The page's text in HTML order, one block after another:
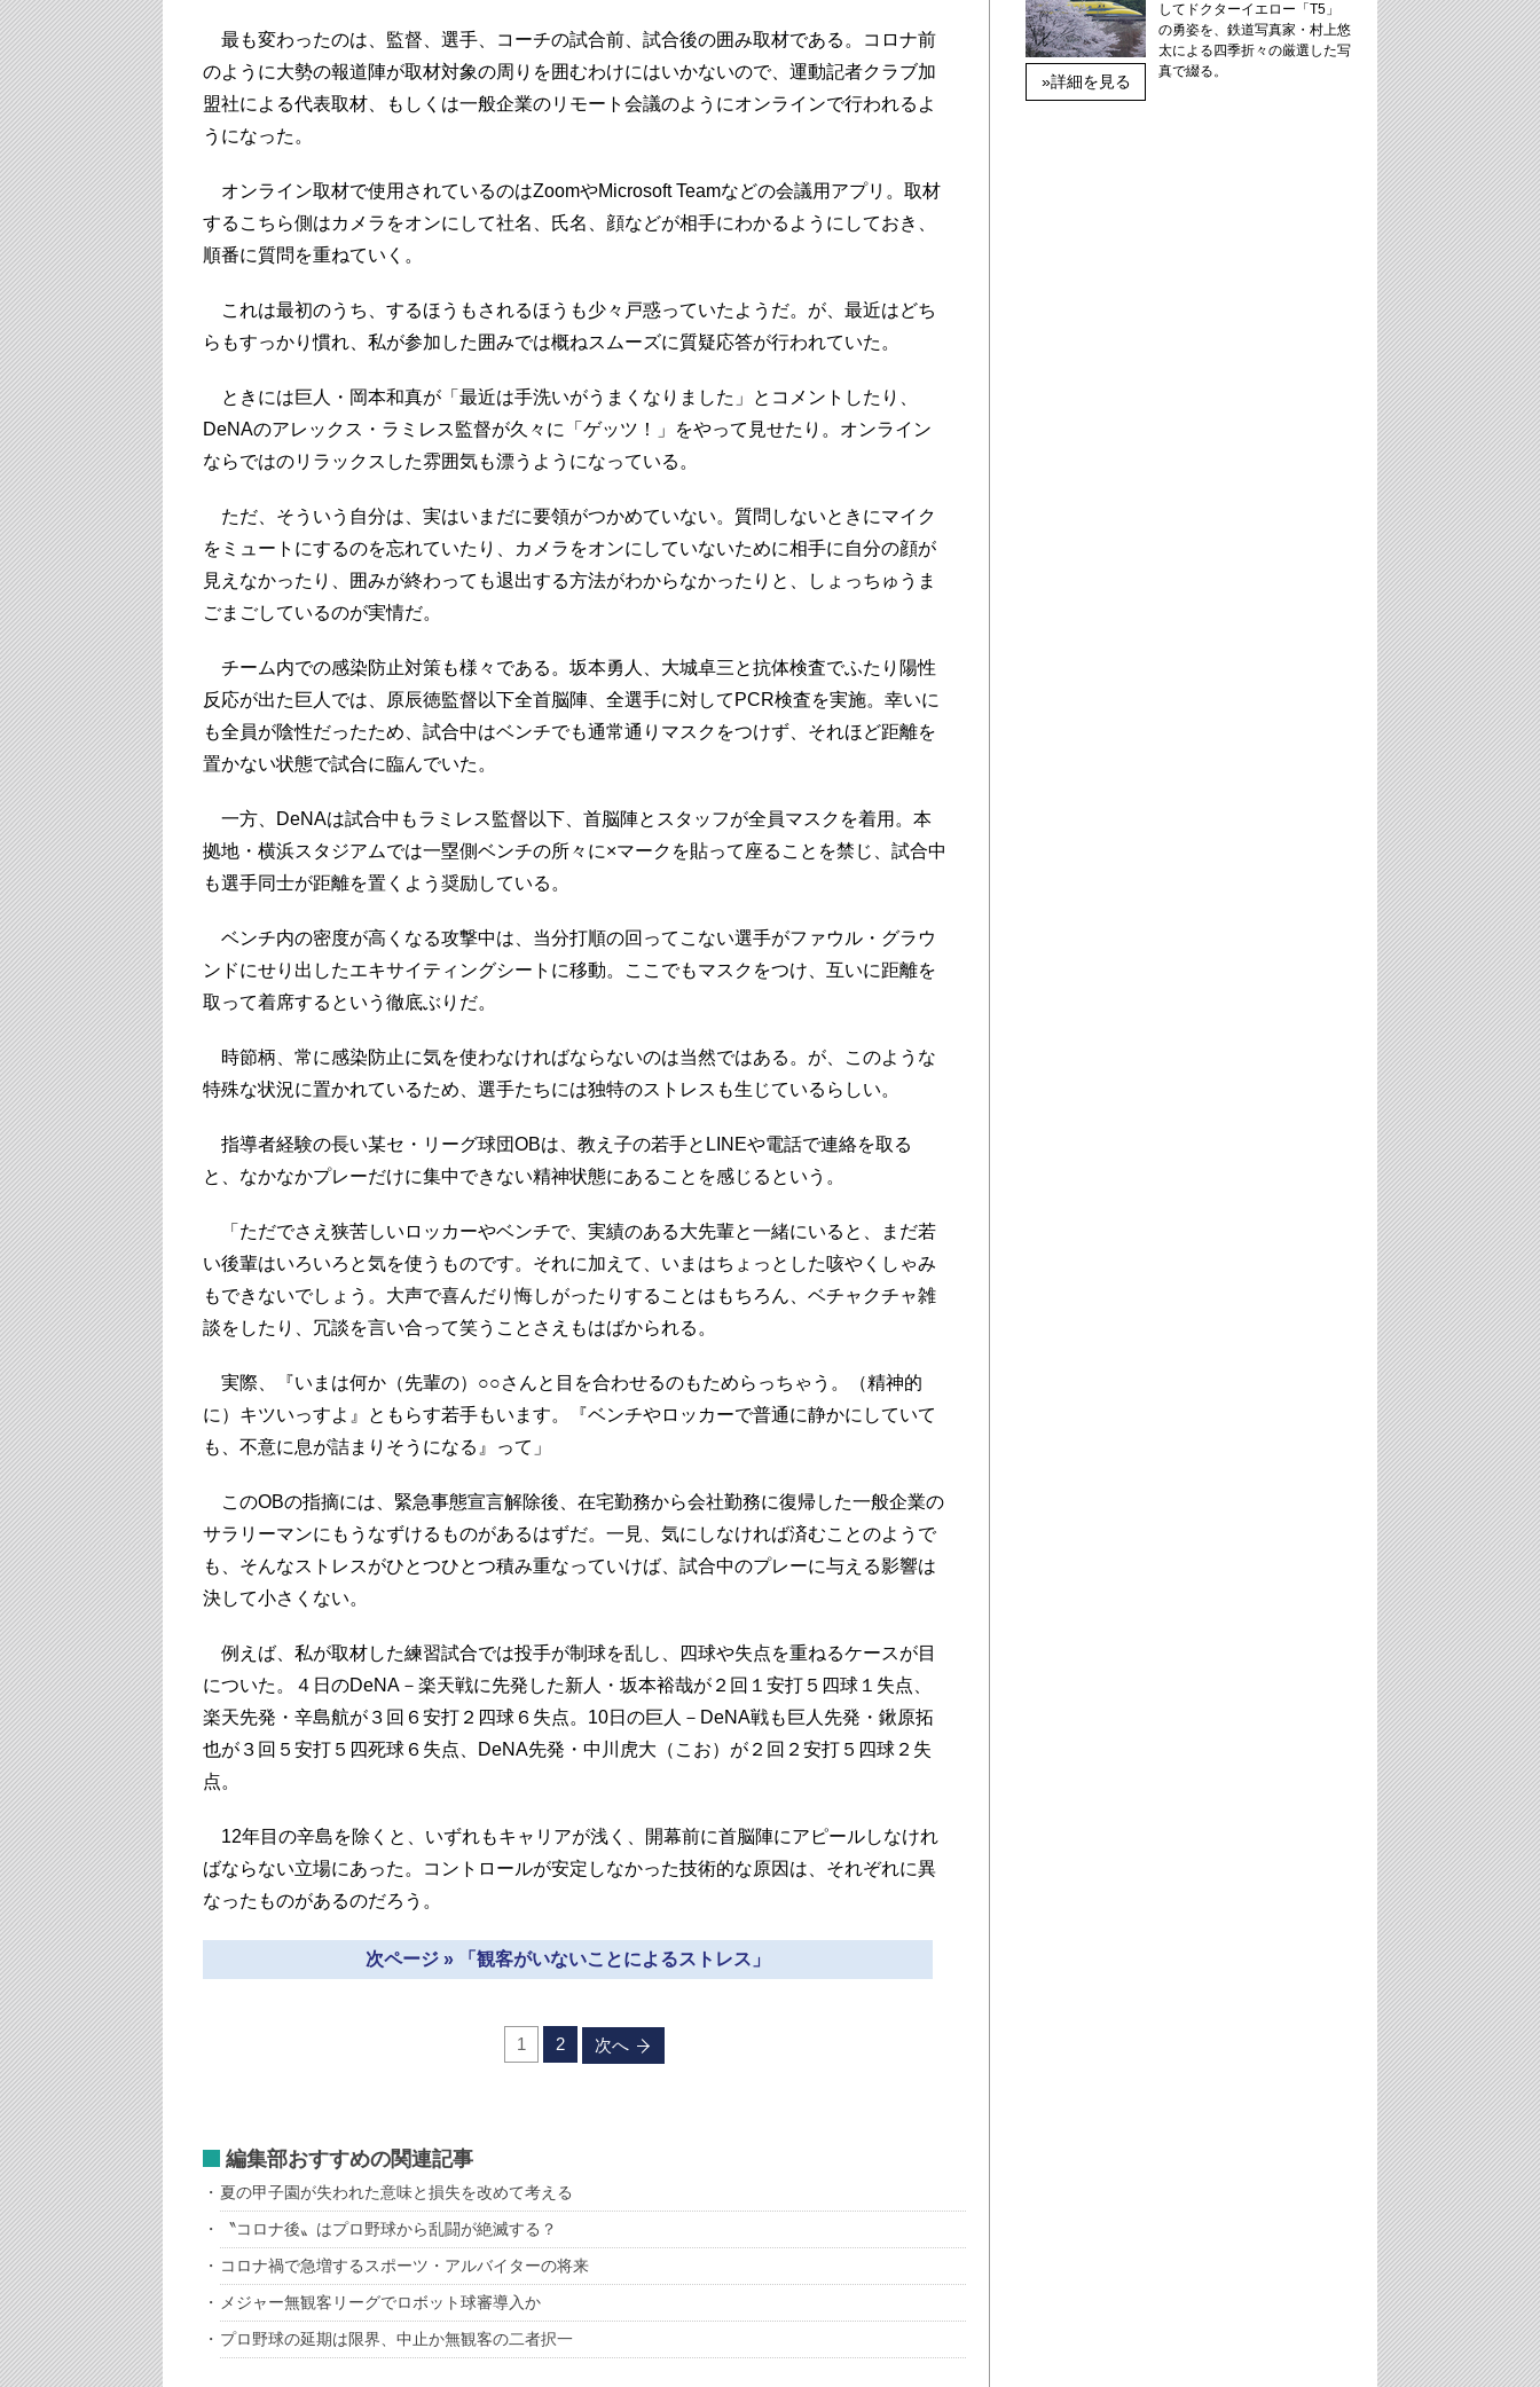
最も変わったのは、監督、選手、コーチの試合前、試合後の囲み取材である。コロナ前
のように大勢の報道陣が取材対象の周りを囲むわけにはいかないので、運動記者クラブ加
盟社による代表取材、もしくは一般企業のリモート会議のようにオンラインで行われるよ
うになった。
オンライン取材で使用されているのはZoomやMicrosoft Teamなどの会議用アプリ。取材
するこちら側はカメラをオンにして社名、氏名、顔などが相手にわかるようにしておき、
順番に質問を重ねていく。
これは最初のうち、するほうもされるほうも少々戸惑っていたようだ。が、最近はどち
らもすっかり慣れ、私が参加した囲みでは概ねスムーズに質疑応答が行われていた。
ときには巨人・岡本和真が「最近は手洗いがうまくなりました」とコメントしたり、
DeNAのアレックス・ラミレス監督が久々に「ゲッツ！」をやって見せたり。オンライン
ならではのリラックスした雰囲気も漂うようになっている。
ただ、そういう自分は、実はいまだに要領がつかめていない。質問しないときにマイク
をミュートにするのを忘れていたり、カメラをオンにしていないために相手に自分の顔が
見えなかったり、囲みが終わっても退出する方法がわからなかったりと、しょっちゅうま
ごまごしているのが実情だ。
チーム内での感染防止対策も様々である。坂本勇人、大城卓三と抗体検査でふたり陽性
反応が出た巨人では、原辰徳監督以下全首脳陣、全選手に対してPCR検査を実施。幸いに
も全員が陰性だったため、試合中はベンチでも通常通りマスクをつけず、それほど距離を
置かない状態で試合に臨んでいた。
一方、DeNAは試合中もラミレス監督以下、首脳陣とスタッフが全員マスクを着用。本
拠地・横浜スタジアムでは一塁側ベンチの所々に×マークを貼って座ることを禁じ、試合中
も選手同士が距離を置くよう奨励している。
ベンチ内の密度が高くなる攻撃中は、当分打順の回ってこない選手がファウル・グラウ
ンドにせり出したエキサイティングシートに移動。ここでもマスクをつけ、互いに距離を
取って着席するという徹底ぶりだ。
時節柄、常に感染防止に気を使わなければならないのは当然ではある。が、このような
特殊な状況に置かれているため、選手たちには独特のストレスも生じているらしい。
指導者経験の長い某セ・リーグ球団OBは、教え子の若手とLINEや電話で連絡を取る
と、なかなかプレーだけに集中できない精神状態にあることを感じるという。
「ただでさえ狭苦しいロッカーやベンチで、実績のある大先輩と一緒にいると、まだ若
い後輩はいろいろと気を使うものです。それに加えて、いまはちょっとした咳やくしゃみ
もできないでしょう。大声で喜んだり悔しがったりすることはもちろん、ベチャクチャ雑
談をしたり、冗談を言い合って笑うことさえもはばかられる。
実際、『いまは何か（先輩の）○○さんと目を合わせるのもためらっちゃう。（精神的
に）キツいっすよ』ともらす若手もいます。『ベンチやロッカーで普通に静かにしていて
も、不意に息が詰まりそうになる』って」
このOBの指摘には、緊急事態宣言解除後、在宅勤務から会社勤務に復帰した一般企業の
サラリーマンにもうなずけるものがあるはずだ。一見、気にしなければ済むことのようで
も、そんなストレスがひとつひとつ積み重なっていけば、試合中のプレーに与える影響は
決して小さくない。
例えば、私が取材した練習試合では投手が制球を乱し、四球や失点を重ねるケースが目
についた。４日のDeNA－楽天戦に先発した新人・坂本裕哉が２回１安打５四球１失点、
楽天先発・辛島航が３回６安打２四球６失点。10日の巨人－DeNA戦も巨人先発・鍬原拓
也が３回５安打５四死球６失点、DeNA先発・中川虎大（こお）が２回２安打５四球２失
点。
12年目の辛島を除くと、いずれもキャリアが浅く、開幕前に首脳陣にアピールしなけれ
ばならない立場にあった。コントロールが安定しなかった技術的な原因は、それぞれに異
なったものがあるのだろう。
次ページ » 「観客がいないことによるストレス」
1 2 次へ
編集部おすすめの関連記事
夏の甲子園が失われた意味と損失を改めて考える
〝コロナ後〟はプロ野球から乱闘が絶滅する？
コロナ禍で急増するスポーツ・アルバイターの将来
メジャー無観客リーグでロボット球審導入か
プロ野球の延期は限界、中止か無観客の二者択一
»詳細を見る
してドクターイエロー「T5」
の勇姿を、鉄道写真家・村上悠
太による四季折々の厳選した写
真で綴る。